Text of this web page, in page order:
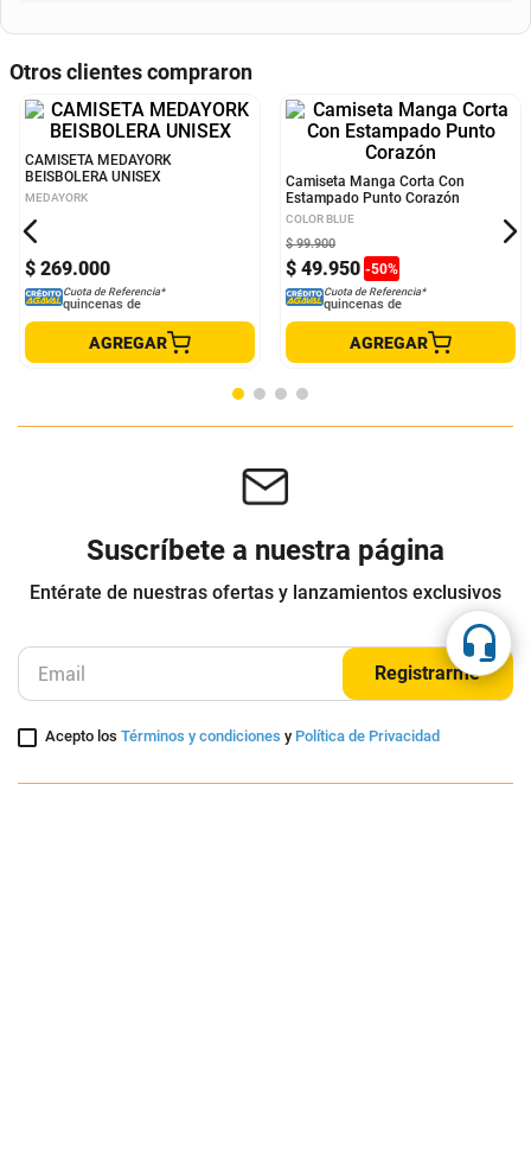
Otros clientes compraron
CAMISETA MEDAYORK
BEISBOLERA UNISEX
MEDAYORK
Camiseta Manga Corta Con
Estampado Punto Corazón
COLOR BLUE
99
Suscríbete a nuestra página
Entérate de nuestras ofertas y lanzamientos exclusivos